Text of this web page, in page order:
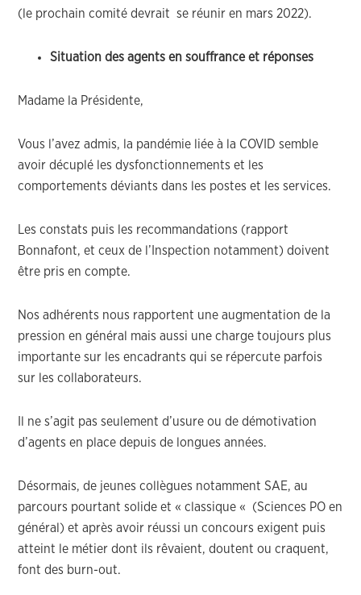
(le prochain comité devrait se réunir en mars 2022).
Situation des agents en souffrance et réponses
Madame la Présidente,
Vous l’avez admis, la pandémie liée à la COVID semble
avoir décuplé les dysfonctionnements et les
comportements déviants dans les postes et les services.
Les constats puis les recommandations (rapport
Bonnafont, et ceux de l’Inspection notamment) doivent
être pris en compte.
Nos adhérents nous rapportent une augmentation de la
pression en général mais aussi une charge toujours plus
importante sur les encadrants qui se répercute parfois
sur les collaborateurs.
Il ne s’agit pas seulement d’usure ou de démotivation
d’agents en place depuis de longues années.
Désormais, de jeunes collègues notamment SAE, au
parcours pourtant solide et « classique « (Sciences PO en
général) et après avoir réussi un concours exigent puis
atteint le métier dont ils rêvaient, doutent ou craquent,
font des burn-out.